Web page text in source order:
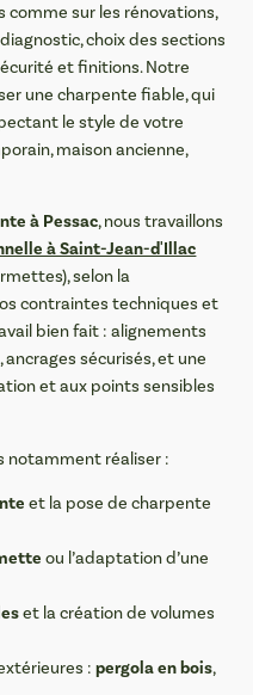
comme sur les rénovations,
choix des sections
et finitions. Notre
une charpente fiable, qui
le style de votre
maison ancienne,
à Pessac, nous travaillons
à Saint-Jean-d'Illac
selon la
contraintes techniques et
bien fait : alignements
sécurisés, et une
et aux points sensibles
notamment réaliser :
et la pose de charpente
ou l’adaptation d’une
et la création de volumes
:pergola en bois,